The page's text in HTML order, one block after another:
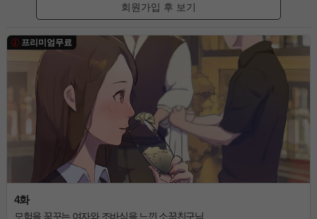
회원가입 후 보기
프리미엄무료
4화
모험을 꿈꾸는 여자와 조바심을 느낀 소꿉친구님